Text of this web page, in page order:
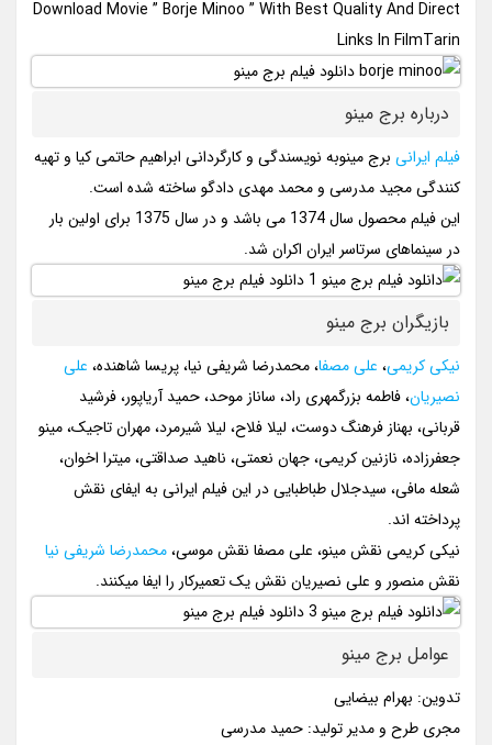
Download Movie ” Borje Minoo ” With Best Quality And Direct
Links In FilmTarin
درباره برج مینو
فیلم ایرانی برج مینوبه نویسندگی و کارگردانی ابراهیم حاتمی کیا و تهیه
کنندگی مجید مدرسی و محمد مهدی دادگو ساخته شده است.
این فیلم محصول سال 1374 می باشد و در سال 1375 برای اولین بار
در سینماهای سرتاسر ایران اکران شد.
بازیگران برج مینو
نیکی کریمی، علی مصفا، محمدرضا شریفی‌ نیا، پریسا شاهنده، علی
نصیریان، فاطمه بزرگمهری راد، ساناز موحد، حمید آریاپور، فرشید
قربانی، بهناز فرهنگ دوست، لیلا فلاح، لیلا شیرمرد، مهران تاجیک، مینو
جعفرزاده، نازنین کریمی، جهان نعمتی، ناهید صداقتی، میترا اخوان،
شعله مافی، سیدجلال طباطبایی در این فیلم ایرانی به ایفای نقش
پرداخته اند.
نیکی کریمی نقش مینو، علی مصفا نقش موسی،محمدرضا شریفی نیا
نقش منصور و علی نصیریان نقش یک تعمیرکار را ایفا میکنند.
عوامل برج مینو
تدوین: بهرام بیضایی
مجری طرح و مدیر تولید: حمید مدرسی